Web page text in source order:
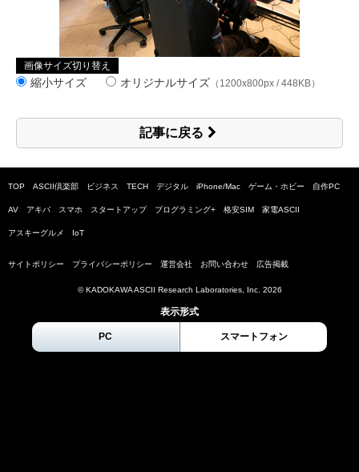
画像サイズ切り替え
縮小サイズ オリジナルサイズ （1200x800px / 448KB）
記事に戻る
TOP ASCII倶楽部 ビジネス TECH デジタル iPhone/Mac ゲーム・ホビー 自作PC
AV アキバ スマホ スタートアップ プログラミング+ 格安SIM 家電ASCII
アスキーグルメ IoT
サイトポリシー プライバシーポリシー 運営会社 お問い合わせ 広告掲載
© KADOKAWA ASCII Research Laboratories, Inc. 2026
表示形式
PC スマートフォン